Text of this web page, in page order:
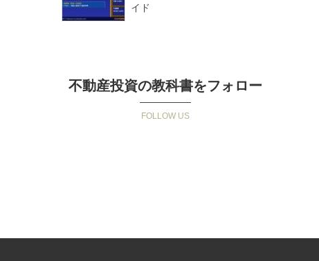
イド
不動産投資の教科書をフォロー